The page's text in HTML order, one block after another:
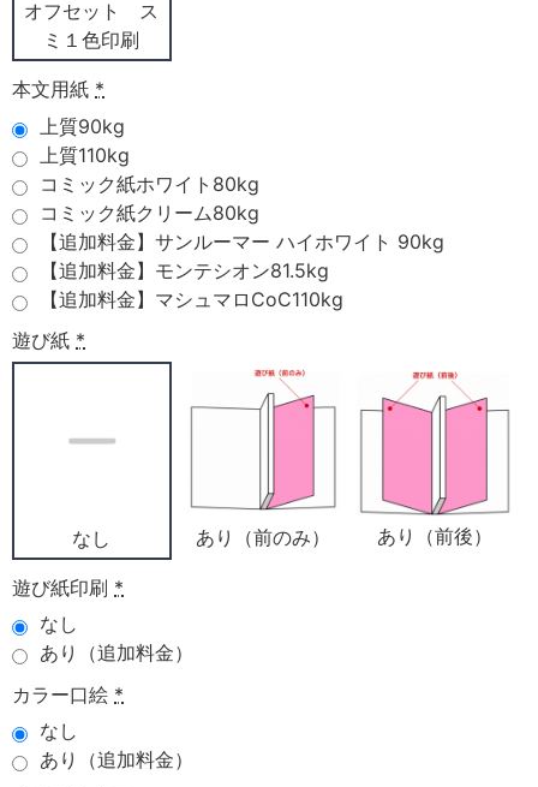
オフセット ス
ミ１色印刷
本文用紙 *
上質90kg
上質110kg
コミック紙ホワイト80kg
コミック紙クリーム80kg
【追加料金】サンルーマー ハイホワイト 90kg
【追加料金】モンテシオン81.5kg
【追加料金】マシュマロCoC110kg
遊び紙 *
なし あり（前のみ） あり（前後）
遊び紙印刷 *
なし
あり（追加料金）
カラー口絵 *
なし
あり（追加料金）